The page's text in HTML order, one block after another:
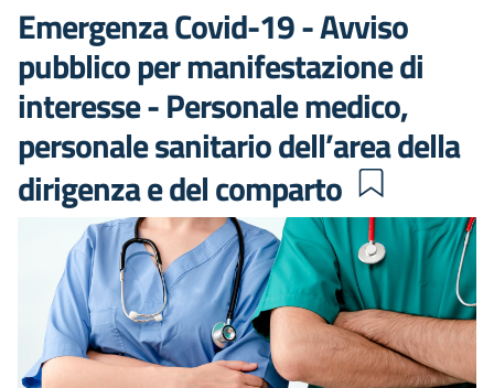
Emergenza Covid-19 - Avviso
pubblico per manifestazione di
interesse - Personale medico,
personale sanitario dell’area della
dirigenza e del comparto